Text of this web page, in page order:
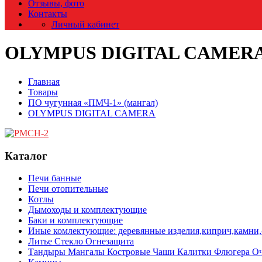
Отзывы, фото
Контакты
Личный кабинет
OLYMPUS DIGITAL
Главная
Товары
ПО чугунная «ПМЧ-1» (мангал)
OLYMPUS DIGITAL CAMERA
Каталог
Печи банные
Печи отопительные
Котлы
Дымоходы и комплектующие
Баки и комплектующие
Иные комлектующие: деревянные
Литье Стекло Огнезащита
Тандыры Мангалы Костровые Чаши Калитки Флюгера